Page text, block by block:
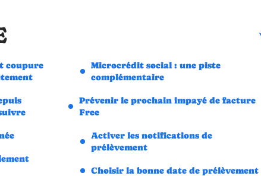
coupure
Microcrédit social : une piste
complémentaire
Prévenir le prochain impayé de facture
Free
Activer les notifications de
prélèvement
Choisir la bonne date de prélèvement